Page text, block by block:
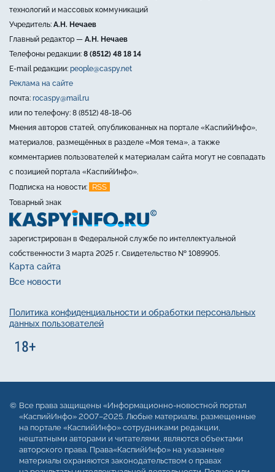
технологий и массовых коммуникаций
Учредитель: А.Н. Нечаев
Главный редактор — А.Н. Нечаев
Телефоны редакции: 8 (8512) 48 18 14
E-mail редакции: people@caspy.net
Реклама на сайте
почта: rocaspy@mail.ru
или по телефону: 8 (8512) 48-18-06
Мнения авторов статей, опубликованных на портале «КаспийИнфо»,
материалов, размещённых в разделе «Моя тема», а также
комментариев пользователей к материалам сайта могут не совпадать
с позицией портала «КаспийИнфо».
Подписка на новости:
RSS
Товарный знак
зарегистрирован в Федеральной службе по интеллектуальной
собственности 3 марта 2025 г. Свидетельство № 1089905.
Карта сайта
Все новости
Политика конфиденциальности и обработки персональных
данных пользователей
Все права защищены «Информационно-новостной портал
«КаспийИнфо» 2007–2025. Любые материалы, размещенные
на портале «КаспийИнфо» сотрудниками редакции,
нештатными авторами и читателями, являются объектами
авторского права. Права«КаспийИнфо» на указанные
материалы охраняются законодательством о правах